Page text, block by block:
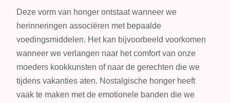
Deze vorm van honger ontstaat wanneer we
herinneringen associëren met bepaalde
voedingsmiddelen. Het kan bijvoorbeeld voorkomen
wanneer we verlangen naar het comfort van onze
moeders kookkunsten of naar de gerechten die we
tijdens vakanties aten. Nostalgische honger heeft
vaak te maken met de emotionele banden die we